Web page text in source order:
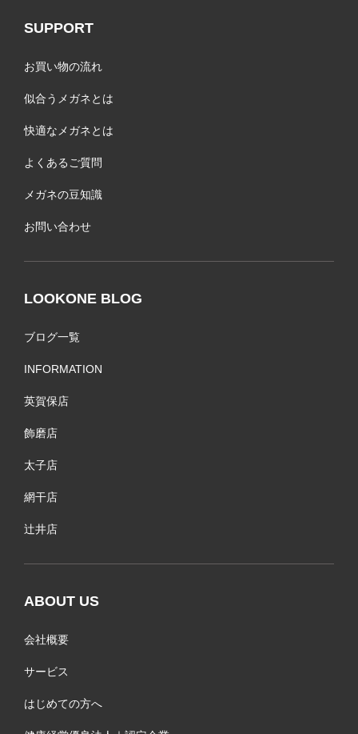
SUPPORT
お買い物の流れ
似合うメガネとは
快適なメガネとは
よくあるご質問
メガネの豆知識
お問い合わせ
LOOKONE BLOG
ブログ一覧
INFORMATION
英賀保店
飾磨店
太子店
網干店
辻井店
ABOUT US
会社概要
サービス
はじめての方へ